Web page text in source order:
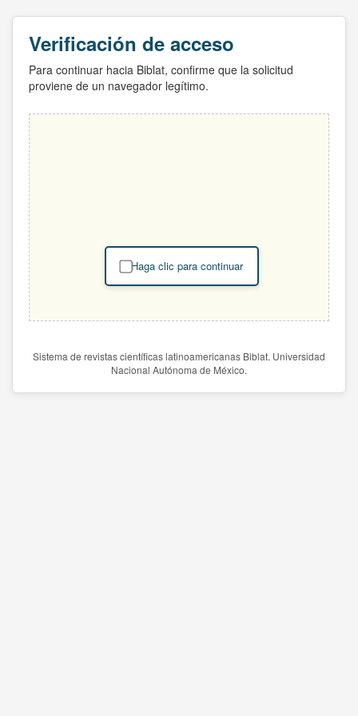
Verificación de acceso
Para continuar hacia Biblat, confirme que la solicitud
proviene de un navegador legítimo.
Haga clic para continuar
Sistema de revistas científicas latinoamericanas Biblat. Universidad
Nacional Autónoma de México.